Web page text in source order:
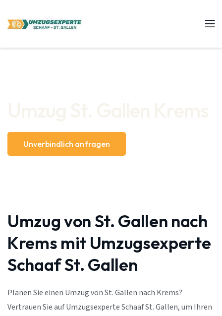
Unverbindlich anfragen
Umzug von St. Gallen nach
Krems mit Umzugsexperte
Schaaf St. Gallen
Planen Sie einen Umzug von St. Gallen nach Krems?
Vertrauen Sie auf Umzugsexperte Schaaf St. Gallen, um Ihren